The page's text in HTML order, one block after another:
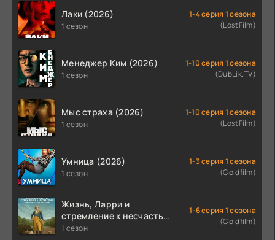
Лаки (2026)
1 сезон
1-4 серия 1 сезона
(LostFilm)
Менеджер Ким (2026)
1 сезон
1-10 серия 1 сезона
(DubLik.TV)
Мыс страха (2026)
1 сезон
1-10 серия 1 сезона
(LostFilm)
Умница (2026)
1 сезон
1-3 серия 1 сезона
(Coldfilm)
Жизнь, Ларри и
стремление к несчастью:
Почти история Америки
1 сезон
1-6 серия 1 сезона
(Coldfilm)